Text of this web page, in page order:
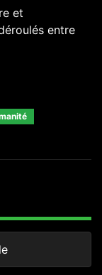
et
entre